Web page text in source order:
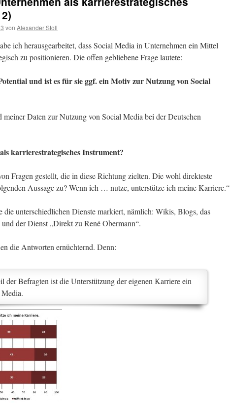
von Alexander Stoll
ich herausgearbeitet, dass Social Media in Unternehmen ein Mittel
zu positionieren. Die offen gebliebene Frage lautete:
und ist es für sie ggf. ein Motiv zur Nutzung von Social
meiner Daten zur Nutzung von Social Media bei der Deutschen
karrierestrategisches Instrument?
Fragen gestellt, die in diese Richtung zielten. Die wohl direkteste
Aussage zu? Wenn ich … nutze, unterstütze ich meine Karriere.“
unterschiedlichen Dienste markiert, nämlich: Wikis, Blogs, das
der Dienst „Direkt zu René Obermann“.
die Antworten ernüchternd. Denn:
der Befragten ist die Unterstützung der eigenen Karriere ein